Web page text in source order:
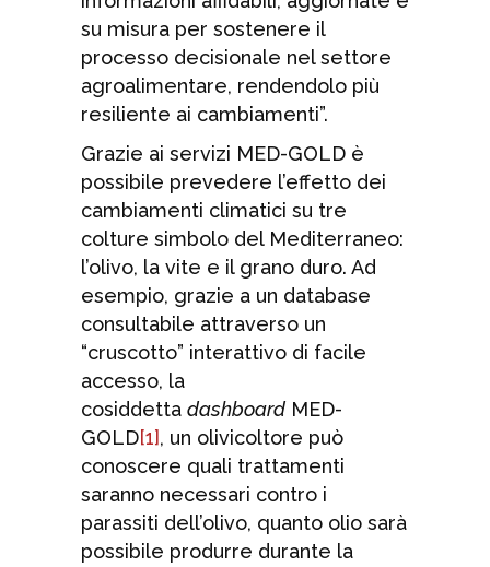
su misura per sostenere il
processo decisionale nel settore
agroalimentare, rendendolo più
resiliente ai cambiamenti”.
Grazie ai servizi MED-GOLD è
possibile prevedere l’effetto dei
cambiamenti climatici su tre
colture simbolo del Mediterraneo:
l’olivo, la vite e il grano duro. Ad
esempio, grazie a un database
consultabile attraverso un
“cruscotto” interattivo di facile
accesso, la
cosiddetta dashboardMED-
GOLD[1], un olivicoltore può
conoscere quali trattamenti
saranno necessari contro i
parassiti dell’olivo, quanto olio sarà
possibile produrre durante la